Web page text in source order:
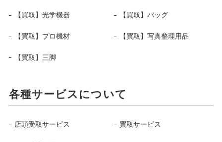
【買取】光学機器 【買取】バッグ
【買取】プロ機材 【買取】写真整理用品
【買取】三脚
各種サービスについて
店頭受取サービス 買取サービス